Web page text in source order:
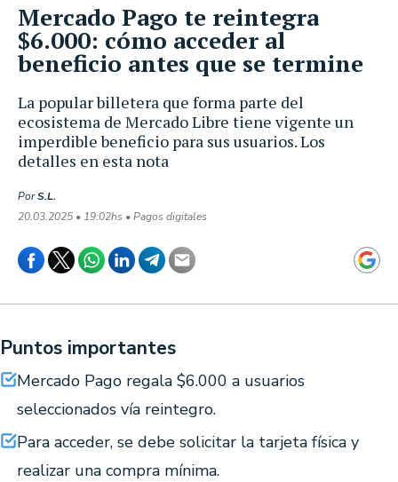
La popular billetera que forma parte del
ecosistema de Mercado Libre tiene vigente un
imperdible beneficio para sus usuarios. Los
detalles en esta nota
PorS.L.
20.03.2025 • 19:02hs • Pagos digitales
Mercado Pago te reintegra
$6.000: cómo acceder al
beneficio antes que se termine
Puntos importantes
Mercado Pago regala $6.000 a usuarios
seleccionados vía reintegro.
Para acceder, se debe solicitar la tarjeta física y
realizar una compra mínima.